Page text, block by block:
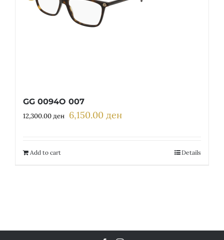
GG 0094O 007
12,300.00ден Original
6,150.00 денCurrent
Add to cart Details